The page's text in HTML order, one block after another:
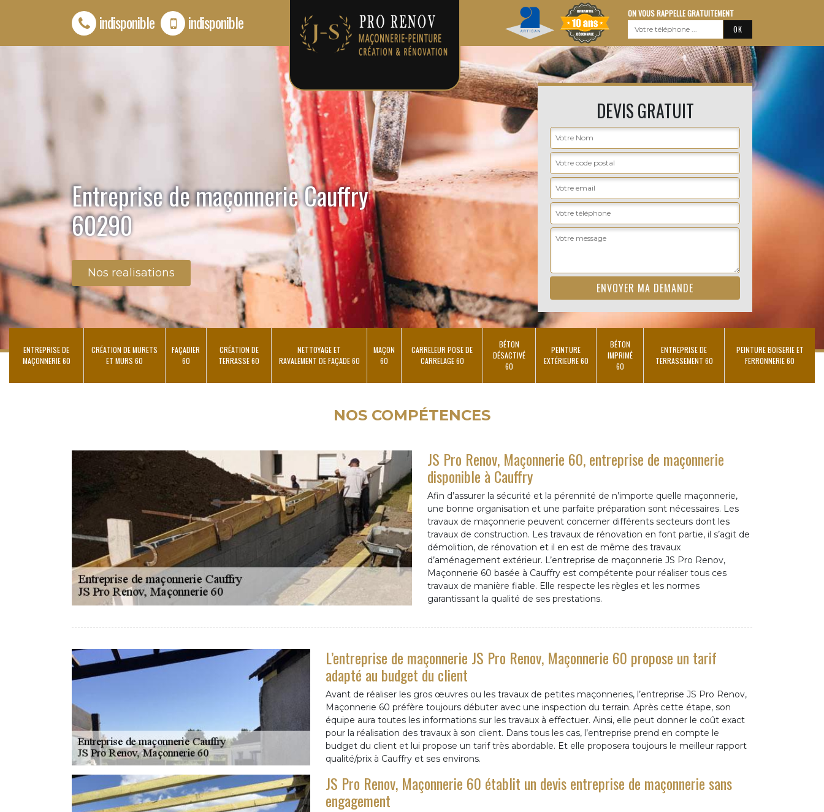
indisponible indisponible ON VOUS RAPPELLE GRATUITEMENT
Entreprise de maçonnerie Cauffry
60290
Nos realisations
DEVIS GRATUIT
ENTREPRISE DE
MAÇONNERIE 60
CRÉATION DE MURETS
ET MURS 60
FAÇADIER
60
CRÉATION DE
TERRASSE 60
NETTOYAGE ET
RAVALEMENT DE FAÇADE 60
MAÇON
60
CARRELEUR POSE DE
CARRELAGE 60
BÉTON
DÉSACTIVÉ
60
PEINTURE
EXTÉRIEURE 60
BÉTON
IMPRIMÉ
60
ENTREPRISE DE
TERRASSEMENT 60
PEINTURE BOISERIE ET
FERRONNERIE 60
NOS COMPÉTENCES
JS Pro Renov, Maçonnerie 60, entreprise de maçonnerie
disponible à Cauffry
Afin d’assurer la sécurité et la pérennité de n’importe quelle maçonnerie,
une bonne organisation et une parfaite préparation sont nécessaires. Les
travaux de maçonnerie peuvent concerner différents secteurs dont les
travaux de construction. Les travaux de rénovation en font partie, il s’agit de
démolition, de rénovation et il en est de même des travaux
d’aménagement extérieur. L’entreprise de maçonnerie JS Pro Renov,
Maçonnerie 60 basée à Cauffry est compétente pour réaliser tous ces
travaux de manière fiable. Elle respecte les règles et les normes
garantissant la qualité de ses prestations.
L’entreprise de maçonnerie JS Pro Renov, Maçonnerie 60 propose un tarif
adapté au budget du client
Avant de réaliser les gros œuvres ou les travaux de petites maçonneries, l’entreprise JS Pro Renov,
Maçonnerie 60 préfère toujours débuter avec une inspection du terrain. Après cette étape, son
équipe aura toutes les informations sur les travaux à effectuer. Ainsi, elle peut donner le coût exact
pour la réalisation des travaux à son client. Dans tous les cas, l’entreprise prend en compte le
budget du client et lui propose un tarif très abordable. Et elle proposera toujours le meilleur rapport
qualité/prix à Cauffry et ses environs.
JS Pro Renov, Maçonnerie 60 établit un devis entreprise de maçonnerie sans
engagement